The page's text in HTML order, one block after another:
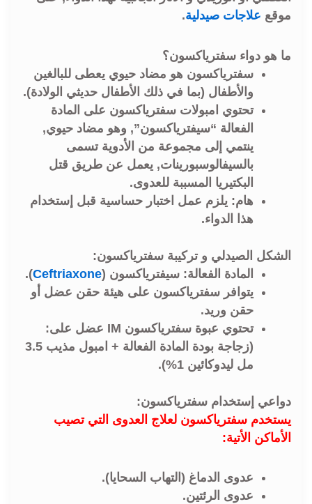
موقع علاجات صيدلية.
ما هو دواء سفترياكسون؟
سفترياكسون هو مضاد حيوي يعطى للبالغين
والأطفال (بما في ذلك الأطفال حديثي الولادة).
تحتوي امبولات سفترياكسون على المادة
الفعالة “سيفترياكسون”, وهو مضاد حيوي,
ينتمي إلى مجموعة من الأدوية تسمى
بالسيفالوسبورينات, يعمل عن طريق قتل
البكتيريا المسببة للعدوى.
هام: يلزم عمل اختبار حساسية قبل إستخدام
هذا الدواء.
الشكل الصيدلي و تركيبة سفترياكسون:
المادة الفعالة: سيفترياكسون (Ceftriaxone
).
يتوافر سفترياكسون على هيئة حقن عضل أو
حقن وريد.
تحتوي عبوة سفترياكسون IM عضل على:
(زجاجة بودة المادة الفعالة + امبول مذيب 3.5
مل ليدوكائين 1%).
دواعي إستخدام سفترياكسون:
يستخدم سفترياكسون لعلاج العدوى التي تصيب
الأماكن الأتية:
عدوى الدماغ (التهاب السحايا).
عدوى الرئتين.